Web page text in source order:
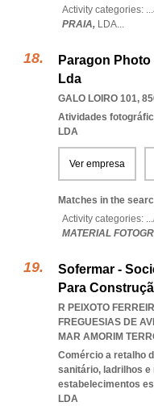
Activity categories: ...
PRAIA, LDA...
Paragon
Lda
GALO LOIRO 101,
Atividades
LDA
Ver empresa
Matches in the
Activity categories: ...
MATERIAL
Sofermar -
Para
R PEIXOTO
FREGUESIAS DE
MAR AMORIM
Comércio a retalho
sanitário, ladrilhos
estabelecimentos
LDA